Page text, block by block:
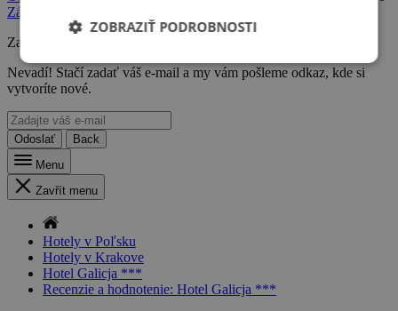
Zásadami ochrany osobných údajov
Zabudli ste heslo?
Nevadí! Stačí zadať váš e-mail a my vám pošleme odkaz, kde si
vytvoríte nové.
Odoslať
Back
Menu
Zavřít menu
Hotely v Poľsku
Hotely v Krakove
Hotel Galicja ***
Recenzie a hodnotenie: Hotel Galicja ***
ZOBRAZIŤ PODROBNOSTI